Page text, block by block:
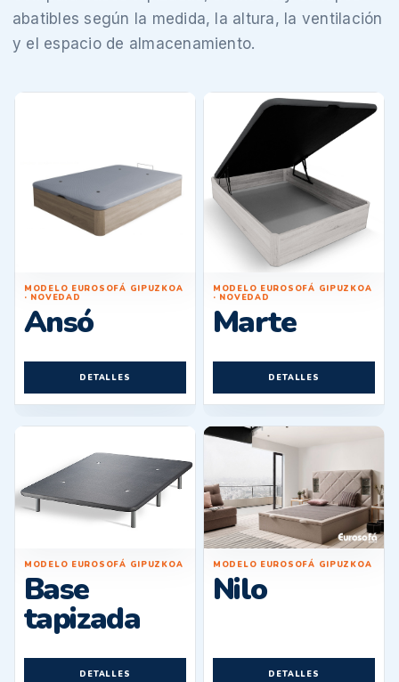
abatibles según la medida, la altura, la ventilación
y el espacio de almacenamiento.
MODELO EUROSOFÁ GIPUZKOA
· NOVEDAD
Ansó
DETALLES
MODELO EUROSOFÁ GIPUZKOA
· NOVEDAD
Marte
DETALLES
MODELO EUROSOFÁ GIPUZKOA
Base
tapizada
DETALLES
MODELO EUROSOFÁ GIPUZKOA
Nilo
DETALLES